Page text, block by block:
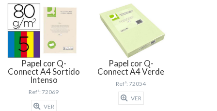
Papel cor Q-
Connect A4 Sortido
Intenso
Refª: 72069
VER
Papel cor Q-
Connect A4 Verde
Refª: 72054
VER